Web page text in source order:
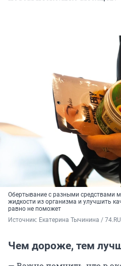
Обертывание с разными средствами
жидкости из организма и улучшить
равно не поможет
Источник: Екатерина Тычинина / 74.RU
Чем дороже, тем